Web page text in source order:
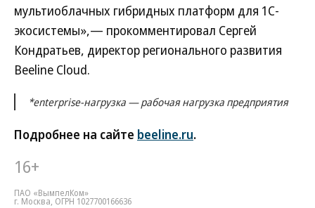
мультиоблачных гибридных платформ для 1С-
экосистемы»,— прокомментировал Сергей
Кондратьев, директор регионального развития
Beeline Cloud.
*enterprise-нагрузка — рабочая нагрузка предприятия
Подробнее на сайте beeline.ru.
16+
ПАО «ВымпелКом»
г. Москва, ОГРН 1027700166636